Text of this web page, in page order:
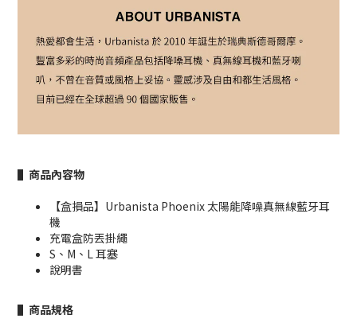
▌商品內容物
【盒損品】Urbanista Phoenix 太陽能降噪真無線藍牙耳
機
充電盒防丟掛繩
S、M、L 耳塞
說明書
▌商品規格